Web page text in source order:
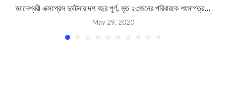
জ্ঞানেশ্বরী এক্সপ্রেস দুর্ঘটনার দশ বছর পূর্ণ, মৃত ২৩জনের পরিবারকে শংসাপত্র...
May 29, 2020